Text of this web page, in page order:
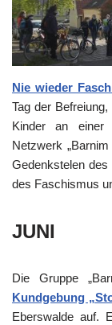
Nie wieder
Tag der
Kinder an einer
Netzwerk
Gedenkstelen des
des Faschismus
JUNI
Die Gruppe
Kundgebung
Eberswalde auf.